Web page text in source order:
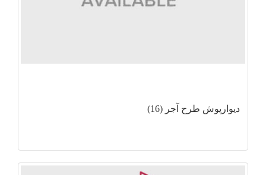
دیوارپوش طرح آجر (16)